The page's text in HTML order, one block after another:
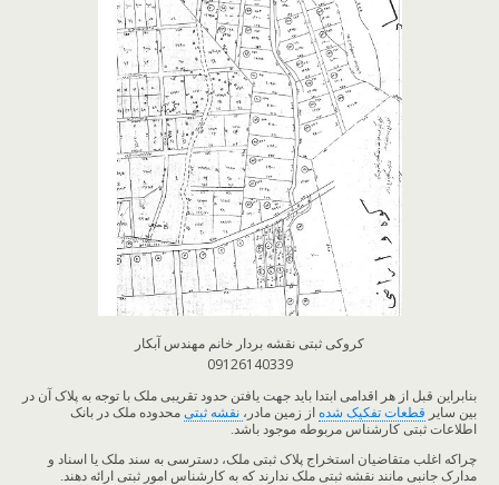
کروکی ثبتی نقشه بردار خانم مهندس آبکار
09126140339
بنابراین قبل از هر اقدامی ابتدا باید جهت یافتن حدود تقریبی ملک با توجه به پلاک آن در
بین سایر قطعات تفکیک شده از زمین مادر، نقشه ثبتی محدوده ملک در بانک
اطلاعات ثبتی کارشناس مربوطه موجود باشد.
چراکه اغلب متقاضیان استخراج پلاک ثبتی ملک، دسترسی به سند ملک یا اسناد و
مدارک جانبی مانند نقشه ثبتی ملک ندارند که به کارشناس امور ثبتی ارائه دهند.